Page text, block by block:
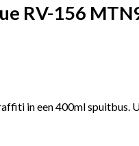
RV-156
in een 400ml spuitbus.